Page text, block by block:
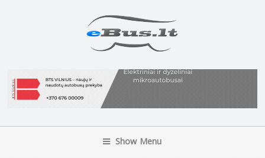
Show Menu